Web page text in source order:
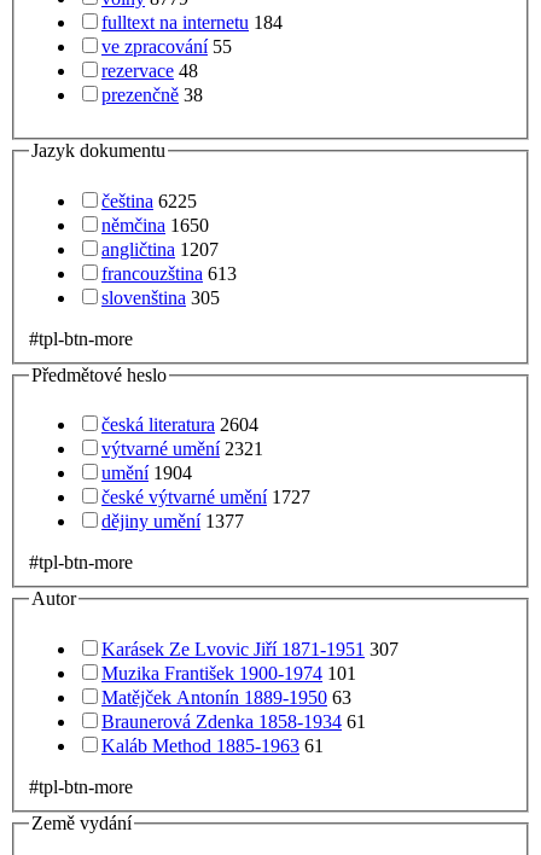
fulltext na internetu 184
ve zpracování 55
rezervace 48
prezenčně 38
Jazyk dokumentu
čeština 6225
němčina 1650
angličtina 1207
francouzština 613
slovenština 305
#tpl-btn-more
Předmětové heslo
česká literatura 2604
výtvarné umění 2321
umění 1904
české výtvarné umění 1727
dějiny umění 1377
#tpl-btn-more
Autor
Karásek Ze Lvovic Jiří 1871-1951 307
Muzika František 1900-1974 101
Matějček Antonín 1889-1950 63
Braunerová Zdenka 1858-1934 61
Kaláb Method 1885-1963 61
#tpl-btn-more
Země vydání